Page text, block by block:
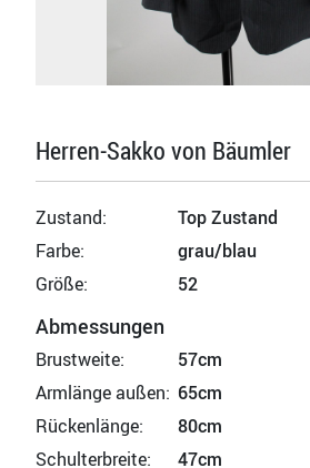
Herren-Sakko von Bäumler
Zustand:
Top Zustand
Farbe:
grau/blau
Größe:
52
Abmessungen
Brustweite:
57cm
Armlänge außen: 65cm
Rückenlänge:
80cm
Schulterbreite:
47cm